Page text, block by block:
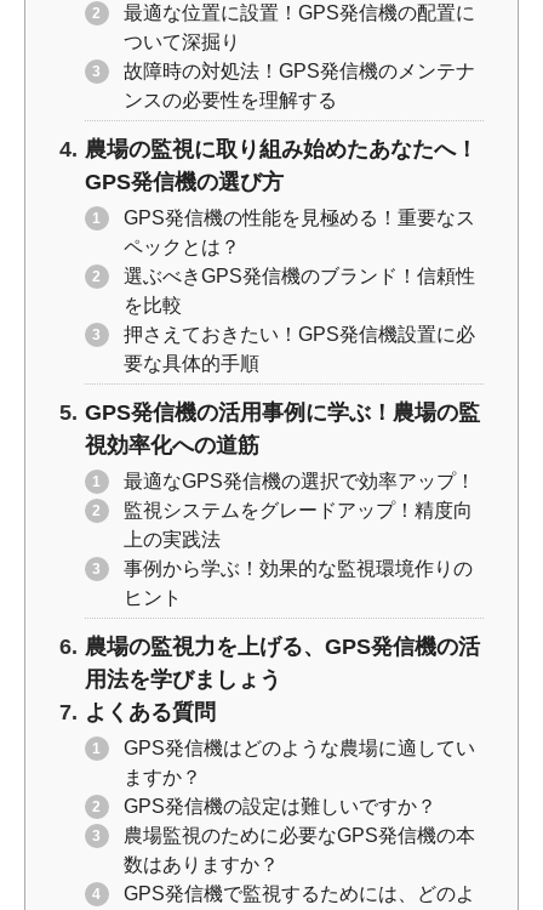
最適な位置に設置！GPS発信機の配置に
ついて深掘り
故障時の対処法！GPS発信機のメンテナ
ンスの必要性を理解する
農場の監視に取り組み始めたあなたへ！
GPS発信機の選び方
GPS発信機の性能を見極める！重要なス
ペックとは？
選ぶべきGPS発信機のブランド！信頼性
を比較
押さえておきたい！GPS発信機設置に必
要な具体的手順
GPS発信機の活用事例に学ぶ！農場の監
視効率化への道筋
最適なGPS発信機の選択で効率アップ！
監視システムをグレードアップ！精度向
上の実践法
事例から学ぶ！効果的な監視環境作りの
ヒント
農場の監視力を上げる、GPS発信機の活
用法を学びましょう
よくある質問
GPS発信機はどのような農場に適してい
ますか？
GPS発信機の設定は難しいですか？
農場監視のために必要なGPS発信機の本
数はありますか？
GPS発信機で監視するためには、どのよ